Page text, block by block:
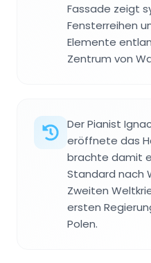
Fassade zeigt
Fensterreihen
Elemente
Zentrum von
Der Pianist
eröffnete das
brachte damit
Standard nach
Zweiten
ersten
Polen.